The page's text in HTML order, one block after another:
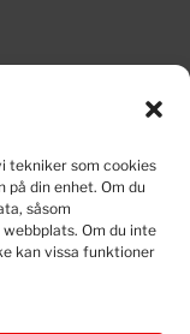
tekniker som cookies
din enhet. Om du
såsom
Om du inte
kan vissa funktioner